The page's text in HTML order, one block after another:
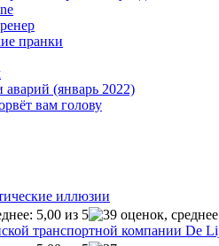
пранки
(январь 2022)
вам голову
иллюзии
транспортной компании De